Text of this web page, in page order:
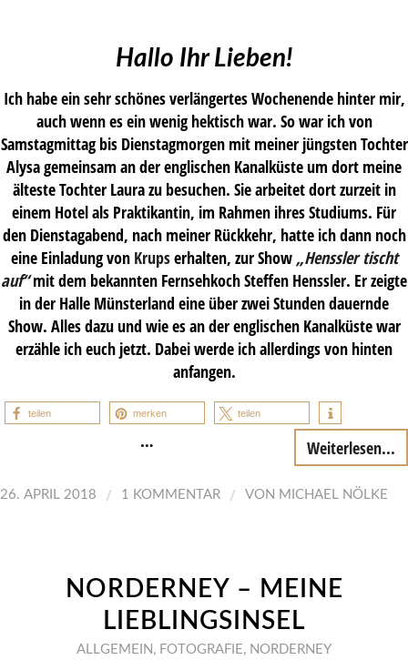
Hallo Ihr Lieben!
Ich habe ein sehr schönes verlängertes Wochenende hinter mir,
auch wenn es ein wenig hektisch war. So war ich von
Samstagmittag bis Dienstagmorgen mit meiner jüngsten Tochter
Alysa gemeinsam an der englischen Kanalküste um dort meine
älteste Tochter Laura zu besuchen. Sie arbeitet dort zurzeit in
einem Hotel als Praktikantin, im Rahmen ihres Studiums. Für
den Dienstagabend, nach meiner Rückkehr, hatte ich dann noch
eine Einladung von Krupserhalten, zur Show „Henssler tischt
auf“mit dem bekannten Fernsehkoch Steffen Henssler. Er zeigte
in der Halle Münsterland eine über zwei Stunden dauernde
Show. Alles dazu und wie es an der englischen Kanalküste war
erzähle ich euch jetzt. Dabei werde ich allerdings von hinten
anfangen.
teilen merken teilen
… Weiterlesen...
26. APRIL 2018 / 1 KOMMENTAR / VON MICHAEL NÖLKE
NORDERNEY – MEINE
LIEBLINGSINSEL
ALLGEMEIN , FOTOGRAFIE, NORDERNEY